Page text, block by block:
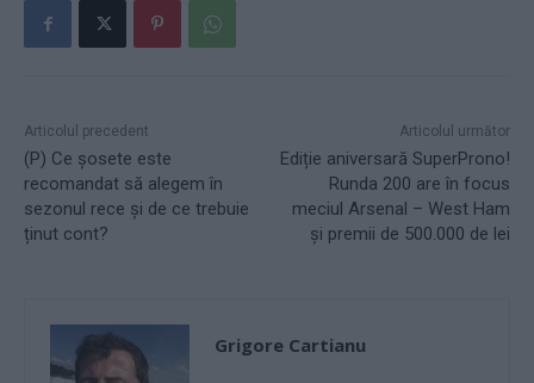
Articolul precedent
(P) Ce șosete este
recomandat să alegem în
sezonul rece și de ce trebuie
ținut cont?
Articolul următor
Ediție aniversară SuperProno!
Runda 200 are în focus
meciul Arsenal – West Ham
și premii de 500.000 de lei
Grigore Cartianu